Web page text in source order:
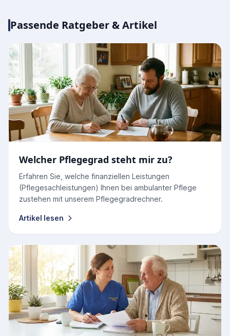
Passende Ratgeber & Artikel
Welcher Pflegegrad steht mir zu?
Erfahren Sie, welche finanziellen Leistungen
(Pflegesachleistungen) Ihnen bei ambulanter Pflege
zustehen mit unserem Pflegegradrechner.
Artikel lesen